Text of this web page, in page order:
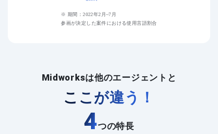
※ 期間：2022年2月~7月
参画が決定した案件における使用言語割合
Midworksは他のエージェントと
ここが違う！
4つの特長